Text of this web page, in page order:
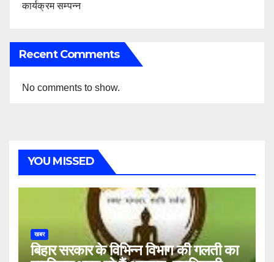
कार्यक्रम सम्पन्न
Recent Comments
No comments to show.
YOU MISSED
खबर
बिहार सरकार के विभिन्न विभाग की गलती का